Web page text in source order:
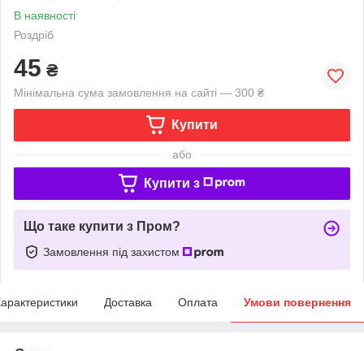
В наявності
Роздріб
45 ₴
Мінімальна сума замовлення на сайті — 300 ₴
Купити
або
Купити з
Що таке купити з Пром?
Замовлення під захистом
Доставка Оплата Умови повернення